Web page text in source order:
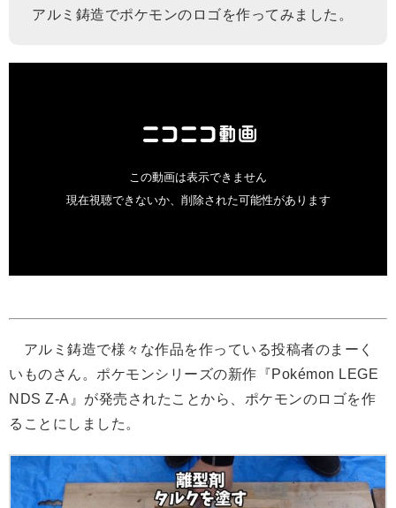
アルミ鋳造でポケモンのロゴを作ってみました。
アルミ鋳造で様々な作品を作っている投稿者のまーく
いものさん。ポケモンシリーズの新作『Pokémon LEGE
NDS Z-A』が発売されたことから、ポケモンのロゴを作
ることにしました。